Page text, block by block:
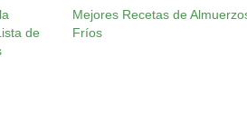
de
Mejores Recetas de
Fríos